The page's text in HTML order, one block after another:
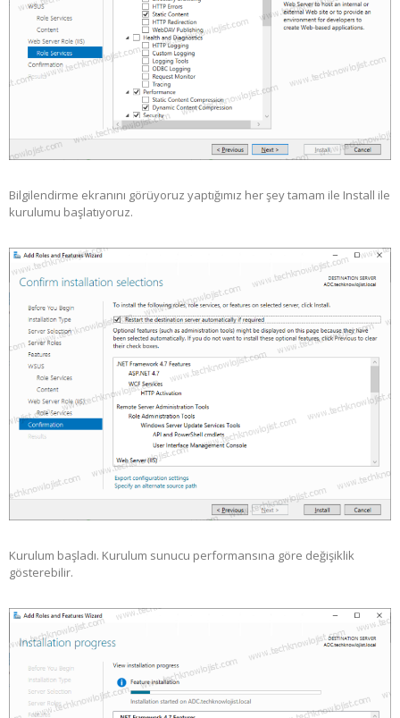
Bilgilendirme ekranını görüyoruz yaptığımız her şey tamam ile Install ile
kurulumu başlatıyoruz.
Kurulum başladı. Kurulum sunucu performansına göre değişiklik
gösterebilir.